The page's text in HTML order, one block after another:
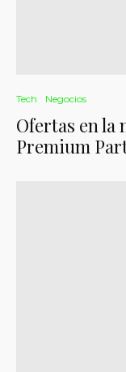
Tech Negocios
Ofertas en la
Premium